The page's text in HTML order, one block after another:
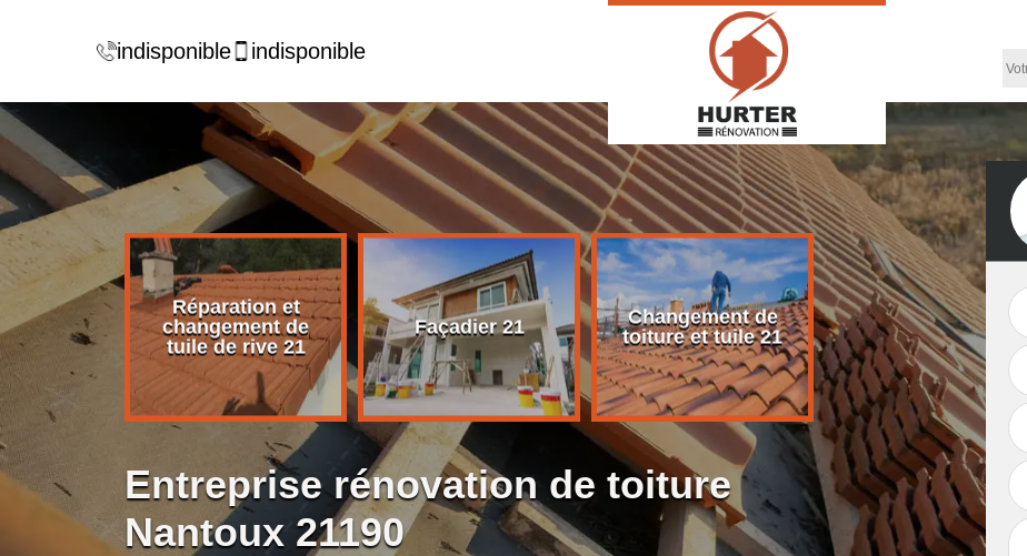
indisponible indisponible
de
21
Réparation et
changement de
tuile de rive 21
Façadier 21
Changement de
toiture et tuile 21
Rénovation de
toiture 21
Entreprise rénovation de toiture
Nantoux 21190